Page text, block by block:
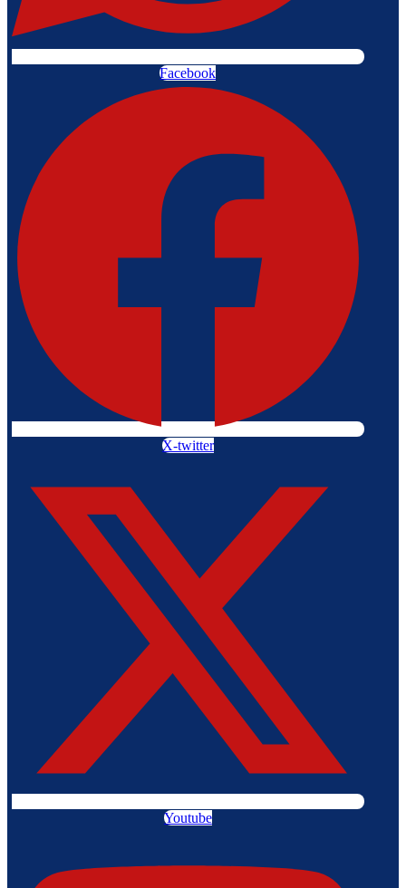
Facebook
X-twitter
Youtube